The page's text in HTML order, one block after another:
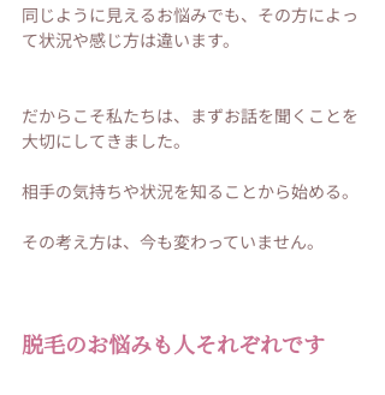
同じように見えるお悩みでも、その方によっ
て状況や感じ方は違います。
だからこそ私たちは、まずお話を聞くことを
大切にしてきました。
相手の気持ちや状況を知ることから始める。
その考え方は、今も変わっていません。
脱毛のお悩みも人それぞれです